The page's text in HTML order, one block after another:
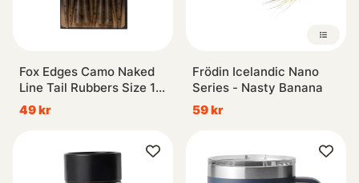
Fox Edges Camo Naked
Line Tail Rubbers Size 10
10-pack
49 kr
Frödin Icelandic Nano
Series - Nasty Banana
59 kr